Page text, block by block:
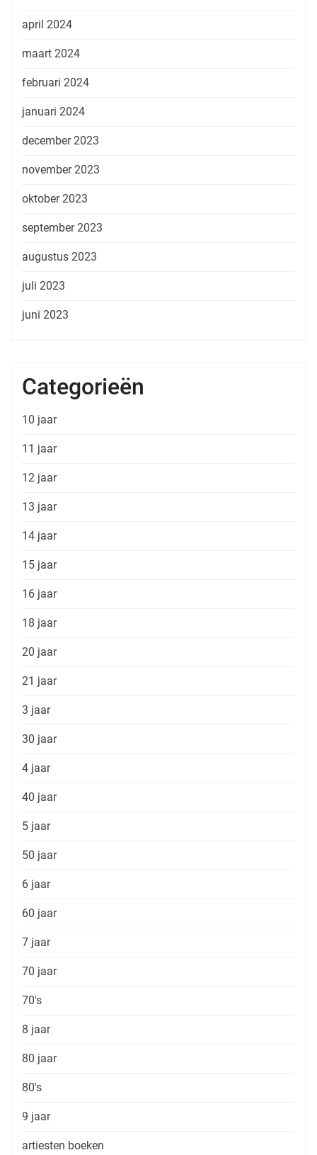
april 2024
maart 2024
februari 2024
januari 2024
december 2023
november 2023
oktober 2023
september 2023
augustus 2023
juli 2023
juni 2023
Categorieën
10 jaar
11 jaar
12 jaar
13 jaar
14 jaar
15 jaar
16 jaar
18 jaar
20 jaar
21 jaar
3 jaar
30 jaar
4 jaar
40 jaar
5 jaar
50 jaar
6 jaar
60 jaar
7 jaar
70 jaar
70's
8 jaar
80 jaar
80's
9 jaar
artiesten boeken